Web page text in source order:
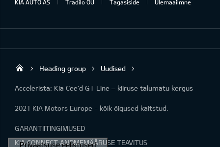
KIA AUTO AS Tradilo OÜ Tagasiside Ülemaailmne
Tradilo OÜ
Heading group Uudised
Accelerista: Kia Cee’d GT Line – kiiruse talumatu kergus
2021 KIA Motors Europe - kõik õigused kaitstud.
GARANTIITINGIMUSED
KIA CONNECT ANDMEMÄÄRUSE TEAVITUS